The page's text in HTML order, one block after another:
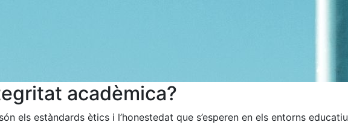
acadèmica?
els estàndards ètics i l’honestedat que s’esperen en els entorns